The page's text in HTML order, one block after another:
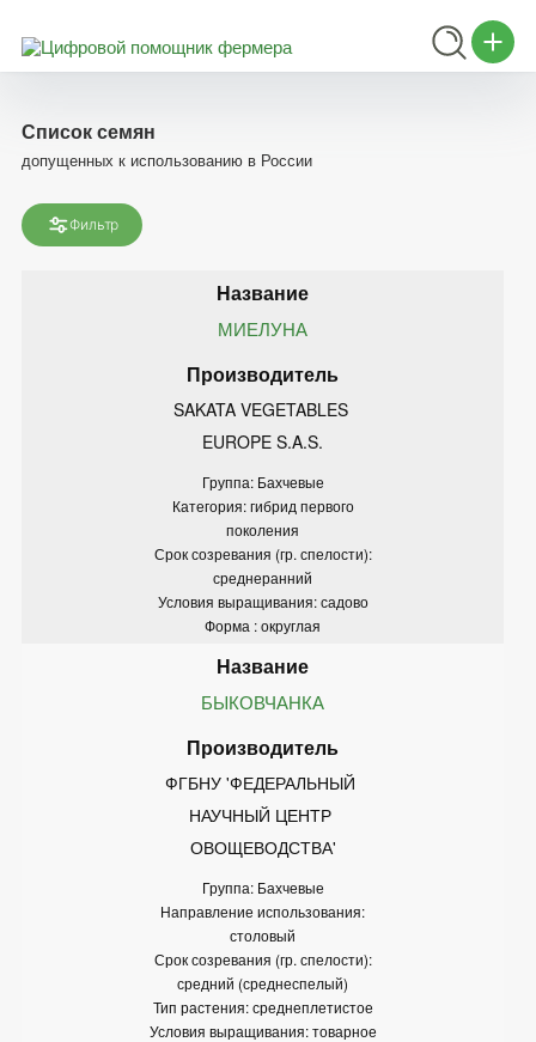
Список семян
допущенных к использованию в России
Фильтр
МИЕЛУНА
SAKATA VEGETABLES
EUROPE S.A.S.
Группа: Бахчевые
Категория: гибрид первого
поколения
Срок созревания (гр. спелости):
среднеранний
Условия выращивания: садово
Форма : округлая
БЫКОВЧАНКА
ФГБНУ 'ФЕДЕРАЛЬНЫЙ
НАУЧНЫЙ ЦЕНТР
ОВОЩЕВОДСТВА'
Группа: Бахчевые
Направление использования:
столовый
Срок созревания (гр. спелости):
средний (среднеспелый)
Тип растения: среднеплетистое
Условия выращивания: товарное